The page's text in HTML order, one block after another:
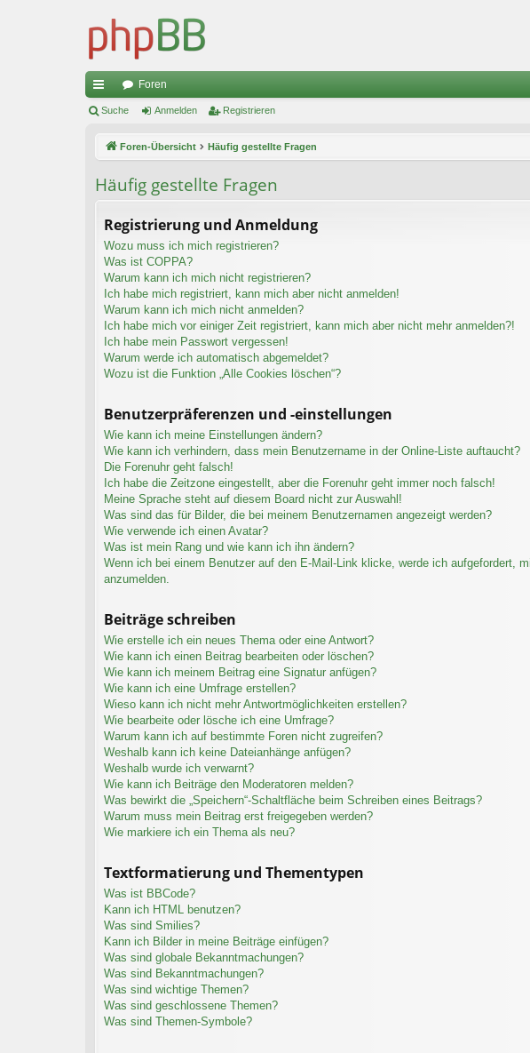
ch
ug
Foren
Suche Anmelden Registrieren
Foren-Übersicht Häufig gestellte Fragen
Häufig gestellte Fragen
Registrierung und Anmeldung
Wozu muss ich mich registrieren?
Was ist COPPA?
Warum kann ich mich nicht registrieren?
Ich habe mich registriert, kann mich aber nicht anmelden!
Warum kann ich mich nicht anmelden?
Ich habe mich vor einiger Zeit registriert, kann mich aber nicht mehr anmelden?!
Ich habe mein Passwort vergessen!
Warum werde ich automatisch abgemeldet?
Wozu ist die Funktion „Alle Cookies löschen“?
Benutzerpräferenzen und -einstellungen
Wie kann ich meine Einstellungen ändern?
Wie kann ich verhindern, dass mein Benutzername in der Online-Liste auftaucht?
Die Forenuhr geht falsch!
Ich habe die Zeitzone eingestellt, aber die Forenuhr geht immer noch falsch!
Meine Sprache steht auf diesem Board nicht zur Auswahl!
Was sind das für Bilder, die bei meinem Benutzernamen angezeigt werden?
Wie verwende ich einen Avatar?
Was ist mein Rang und wie kann ich ihn ändern?
Wenn ich bei einem Benutzer auf den E-Mail-Link klicke, werde ich aufgefordert,
anzumelden.
Beiträge schreiben
Wie erstelle ich ein neues Thema oder eine Antwort?
Wie kann ich einen Beitrag bearbeiten oder löschen?
Wie kann ich meinem Beitrag eine Signatur anfügen?
Wie kann ich eine Umfrage erstellen?
Wieso kann ich nicht mehr Antwortmöglichkeiten erstellen?
Wie bearbeite oder lösche ich eine Umfrage?
Warum kann ich auf bestimmte Foren nicht zugreifen?
Weshalb kann ich keine Dateianhänge anfügen?
Weshalb wurde ich verwarnt?
Wie kann ich Beiträge den Moderatoren melden?
Was bewirkt die „Speichern“-Schaltfläche beim Schreiben eines Beitrags?
Warum muss mein Beitrag erst freigegeben werden?
Wie markiere ich ein Thema als neu?
Textformatierung und Thementypen
Was ist BBCode?
Kann ich HTML benutzen?
Was sind Smilies?
Kann ich Bilder in meine Beiträge einfügen?
Was sind globale Bekanntmachungen?
Was sind Bekanntmachungen?
Was sind wichtige Themen?
Was sind geschlossene Themen?
Was sind Themen-Symbole?